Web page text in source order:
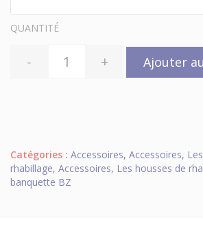
QUANTITÉ
- + Ajouter
Catégories : Accessoires, Accessoires,
rhabillage, Accessoires, Les housses de
banquette BZ